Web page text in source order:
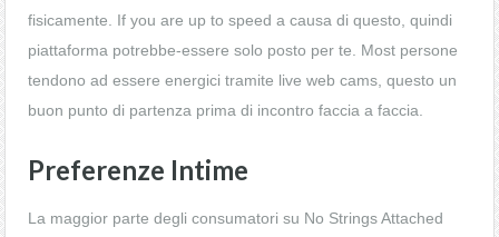
fisicamente. If you are up to speed a causa di questo, quindi
piattaforma potrebbe-essere solo posto per te. Most persone
tendono ad essere energici tramite live web cams, questo un
buon punto di partenza prima di incontro faccia a faccia.
Preferenze Intime
La maggior parte degli consumatori su No Strings Attached